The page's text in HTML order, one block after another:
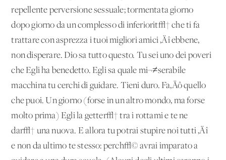
repellente perversione sessuale; tormentata giorno
dopo giorno da un complesso di inferiorit√† che ti fa
trattare con asprezza i tuoi migliori amici ‚Äî ebbene,
non disperare. Dio sa tutto questo. Tu sei uno dei poveri
che Egli ha benedetto. Egli sa quale mi¬≠serabile
macchina tu cerchi di guidare. Tieni duro. Fa‚Äô quello
che puoi. Un giorno (forse in un altro mondo, ma forse
molto prima) Egli la getter√† tra i rottami e te ne
dar√† una nuova. E allora tu potrai stupire noi tutti ‚Äî
e non da ultimo te stesso: perch√© avrai imparato a